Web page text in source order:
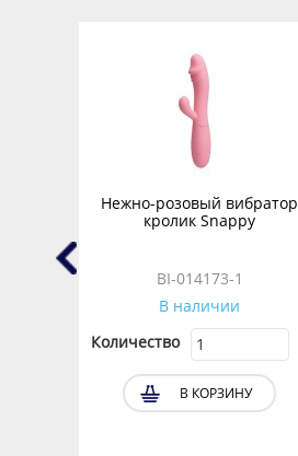
Нежно-розовый вибратор
кролик Snappy
BI-014173-1
В наличии
Количество
В КОРЗИНУ